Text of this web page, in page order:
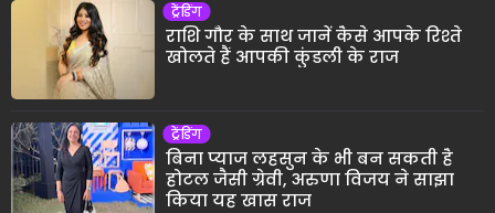
ट्रेंडिंग
राशि गौर के साथ जानें कैसे आपके रिश्ते
खोलते हैं आपकी कुंडली के राज
ट्रेंडिंग
बिना प्याज लहसुन के भी बन सकती है
होटल जैसी ग्रेवी, अरुणा विजय ने साझा
किया यह खास राज